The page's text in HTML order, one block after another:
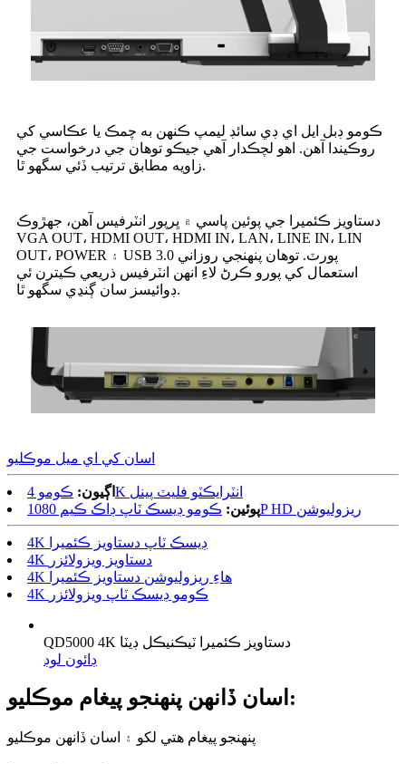
ڪومو ڊبل ايل اي ڊي سائڊ ليمپ ڪنهن به چمڪ يا عڪاسي کي
روڪيندا آهن. اهو لچڪدار آهي جيڪو توهان جي درخواست جي
زاويه مطابق ترتيب ڏئي سگهو ٿا.
دستاويز ڪئميرا جي پوئين پاسي ۾ ڀرپور انٽرفيس آهن، جهڙوڪ
VGA OUT، HDMI OUT، HDMI IN، LAN، LINE IN، LIN
OUT، POWER ۽ USB 3.0 پورٽ. توهان پنهنجي روزاني
استعمال کي پورو ڪرڻ لاءِ انهن انٽرفيس ذريعي ڪيترن ئي
ڊوائيسز سان ڳنڍي سگهو ٿا.
اسان کي اي ميل موڪليو
اڳيون:
ڪومو 4K انٽرايڪٽو فليٽ پينل
پوئين:
ڪومو ڊيسڪ ٽاپ ڊاڪ ڪيم 1080P HD ريزوليوشن
4K ڊيسڪ ٽاپ دستاويز ڪئميرا
4K دستاويز ويزولائزر
4K هاءِ ريزوليوشن دستاويز ڪئميرا
4K ڪومو ڊيسڪ ٽاپ ويزولائزر
QD5000 4K دستاويز ڪئميرا ٽيڪنيڪل ڊيٽا
ڊائون لوڊ
اسان ڏانهن پنهنجو پيغام موڪليو:
پنهنجو پيغام هتي لکو ۽ اسان ڏانهن موڪليو